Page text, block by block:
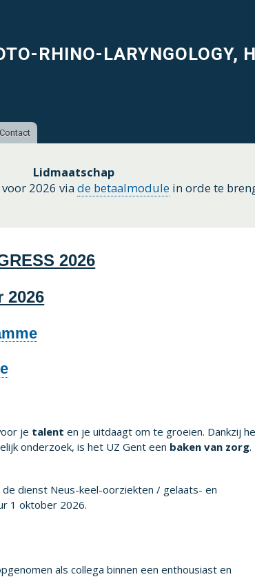
content
RHINO-LARYNGOLOGY,
Contact
Lidmaatschap
2026 via de betaalmodule in orde te
2026
2026
je talent en je uitdaagt om te groeien. Dankzij
onderzoek, is het UZ Gent een baken van zorg.
de dienst Neus-keel-oorziekten / gelaats- en
1 oktober 2026.
als collega binnen een enthousiast en